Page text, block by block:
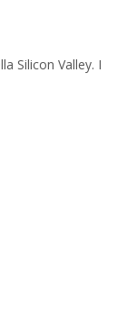
Silicon Valley. I